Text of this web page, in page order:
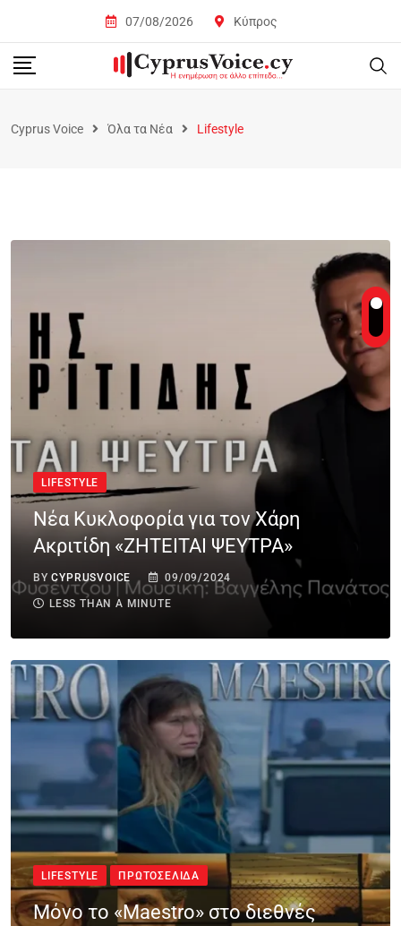
07/08/2026 Κύπρος
Cyprus Voice Όλα τα Νέα Lifestyle
LIFESTYLE
Νέα Κυκλοφορία για τον Χάρη
Ακριτίδη «ΖΗΤΕΙΤΑΙ ΨΕΥΤΡΑ»
BYCYPRUSVOICE 09/09/2024
LESS THAN A MINUTE
LIFESTYLE ΠΡΩΤΟΣΈΛΙΔΑ
Μόνο το «Maestro» στο διεθνές